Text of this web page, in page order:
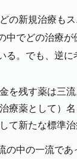
の新規治療も
中でどの治療
る。でも、逆
を残す薬は三流
療薬として）名
て新たな標準
の中の一流であ